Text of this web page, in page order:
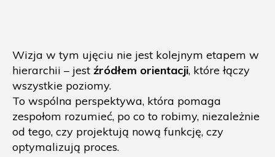
Wizja w tym ujęciu nie jest kolejnym etapem w
hierarchii – jest źródłem orientacji, które łączy
wszystkie poziomy.
To wspólna perspektywa, która pomaga
zespołom rozumieć, po co to robimy, niezależnie
od tego, czy projektują nową funkcję, czy
optymalizują proces.